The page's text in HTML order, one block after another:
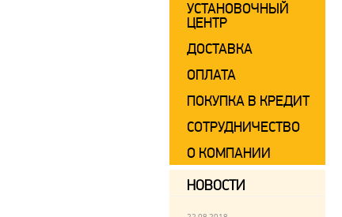
УСТАНОВОЧНЫЙ
ЦЕНТР
ДОСТАВКА
ОПЛАТА
ПОКУПКА В КРЕДИТ
СОТРУДНИЧЕСТВО
О КОМПАНИИ
НОВОСТИ